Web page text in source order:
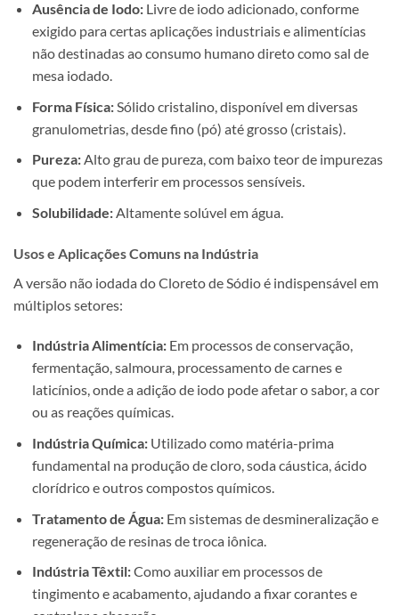
Ausência de Iodo:Livre de iodo adicionado, conforme
exigido para certas aplicações industriais e alimentícias
não destinadas ao consumo humano direto como sal de
mesa iodado.
Forma Física:Sólido cristalino, disponível em diversas
granulometrias, desde fino (pó) até grosso (cristais).
Pureza:Alto grau de pureza, com baixo teor de impurezas
que podem interferir em processos sensíveis.
Solubilidade:Altamente solúvel em água.
Usos e Aplicações Comuns na Indústria
A versão não iodada do Cloreto de Sódio é indispensável em
múltiplos setores:
Indústria Alimentícia:Em processos de conservação,
fermentação, salmoura, processamento de carnes e
laticínios, onde a adição de iodo pode afetar o sabor, a cor
ou as reações químicas.
Indústria Química:Utilizado como matéria-prima
fundamental na produção de cloro, soda cáustica, ácido
clorídrico e outros compostos químicos.
Tratamento de Água:Em sistemas de desmineralização e
regeneração de resinas de troca iônica.
Indústria Têxtil:Como auxiliar em processos de
tingimento e acabamento, ajudando a fixar corantes e